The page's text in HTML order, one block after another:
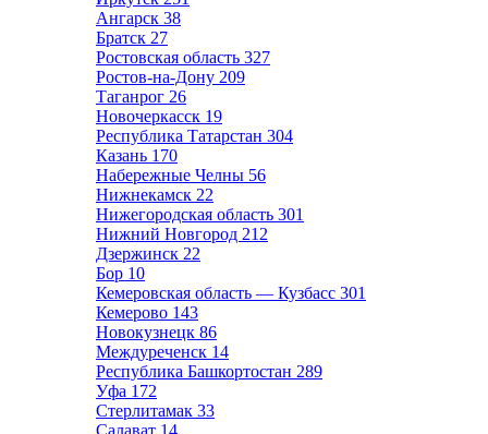
Ангарск 38
Братск 27
Ростовская область 327
Ростов-на-Дону 209
Таганрог 26
Новочеркасск 19
Республика Татарстан 304
Казань 170
Набережные Челны 56
Нижнекамск 22
Нижегородская область 301
Нижний Новгород 212
Дзержинск 22
Бор 10
Кемеровская область — Кузбасс 301
Кемерово 143
Новокузнецк 86
Междуреченск 14
Республика Башкортостан 289
Уфа 172
Стерлитамак 33
Салават 14